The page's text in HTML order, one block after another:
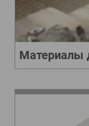
Материалы